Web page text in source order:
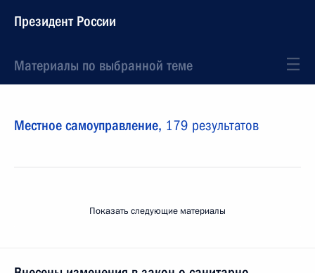
Президент России
Материалы по выбранной теме
Местное самоуправление, 179 результатов
Показать следующие материалы